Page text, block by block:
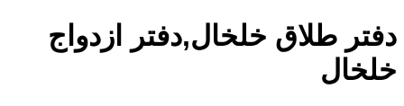
دفتر طلاق خلخال,دفتر ازدواج
خلخال